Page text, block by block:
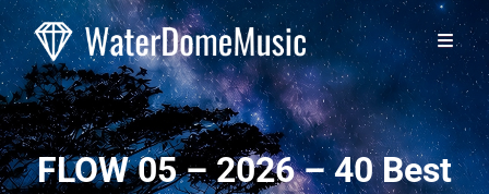
FLOW 05 – 2026 – 40 Best